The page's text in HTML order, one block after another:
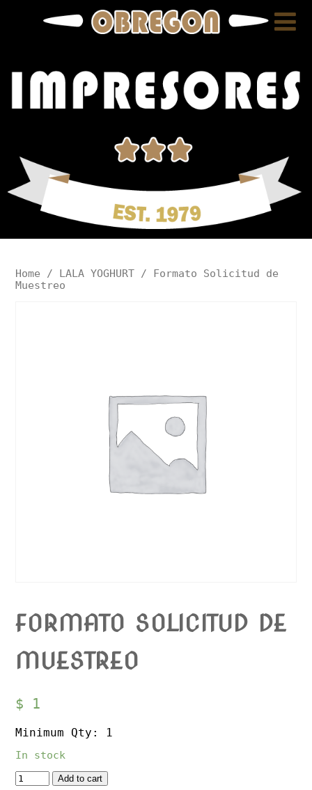
Home / LALA YOGHURT/ Formato Solicitud de
Muestreo
FORMATO SOLICITUD DE
MUESTREO
$ 1
Minimum Qty: 1
In stock
QuantityAdd to cart